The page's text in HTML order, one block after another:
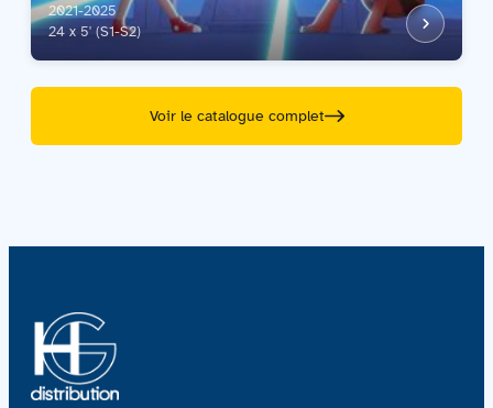
2021-2025
24 x 5' (S1-S2)
Voir le catalogue complet